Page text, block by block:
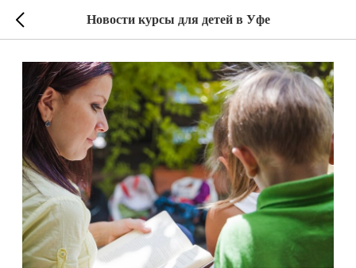
Новости курсы для детей в Уфе